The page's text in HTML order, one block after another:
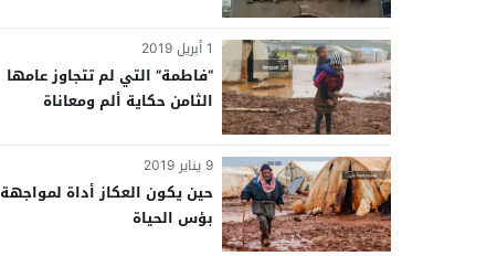
1 أبريل 2019
“فاطمة” التي لم تتجاوز عامها
الثامن حكاية ألم ومعاناة
9 يناير 2019
حين يكون العكاز أداة لمواجهة
بؤس الحياة